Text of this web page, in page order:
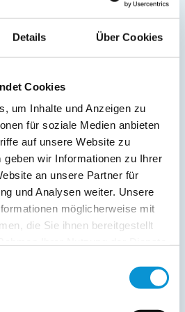
Details Über Cookies
Cookies
um Inhalte und Anzeigen zu
für soziale Medien anbieten
auf unsere Website zu
geben wir Informationen zu Ihrer
an unsere Partner für
und Analysen weiter. Unsere
möglicherweise mit
die Sie ihnen bereitgestellt
WLAN
mitten im Herzen der
sind Sie hier genau richtig.